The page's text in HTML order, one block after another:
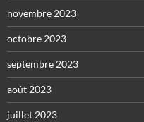
novembre 2023
octobre 2023
septembre 2023
août 2023
juillet 2023